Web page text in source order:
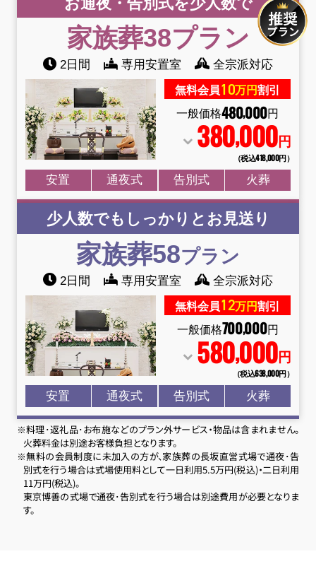
家族葬38プラン
2日間 専用安置室 全宗派対応
無料会員10万円割引
一般価格480,000円
380,000円
（税込418,000円）
安置 通夜式 告別式 火葬
少人数でもしっかりとお見送り
家族葬58プラン
2日間 専用安置室 全宗派対応
無料会員12万円割引
一般価格700,000円
580,000円
（税込638,000円）
安置 通夜式 告別式 火葬
※料理･返礼品･お布施などのプラン外サービス・物品は含まれません。
火葬料金は別途お客様負担となります。
※無料の会員制度に未加入の方が、家族葬の長坂直営式場で通夜･告
別式を行う場合は式場使用料として一日利用5.5万円(税込)・二日利用
11万円(税込)。
東京博善の式場で通夜･告別式を行う場合は別途費用が必要となりま
す。